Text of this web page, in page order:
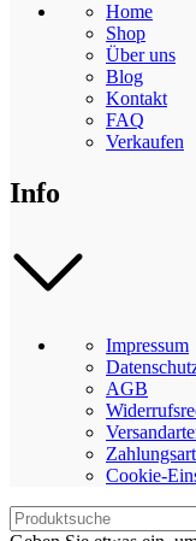
Home
Shop
Über uns
Blog
Kontakt
FAQ
Verkaufen
Info
Impressum
AGB
Cookie-